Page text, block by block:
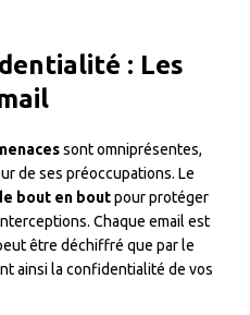
: Les
sont omniprésentes,
de ses préoccupations. Le
bout en boutpour protéger
Chaque email est
être déchiffré que par le
ainsi la confidentialité de vos